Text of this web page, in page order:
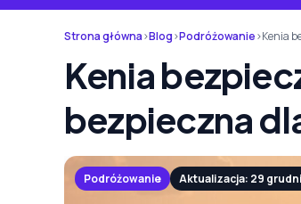
Strona główna›Blog›Podróżowanie›Kenia
Kenia
bezpieczna
Podróżowanie Aktualizacja: 29